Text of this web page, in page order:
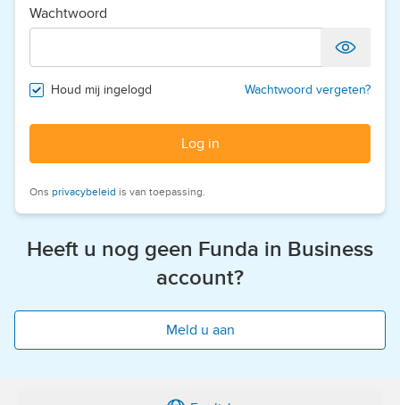
Wachtwoord
Houd mij ingelogd Wachtwoord vergeten?
Log in
Ons privacybeleid is van toepassing.
Heeft u nog geen Funda in Business
account?
Meld u aan